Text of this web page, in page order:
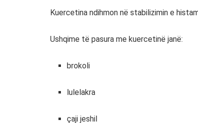
Kuercetina ndihmon në stabilizimin e
Ushqime të pasura me kuercetinë janë:
brokoli
lulelakra
çaji jeshil